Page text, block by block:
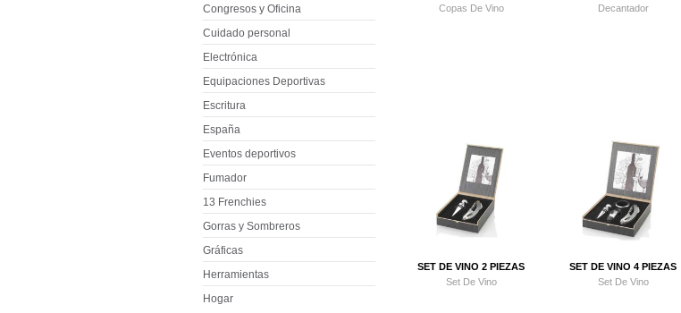
Copas De Vino
Decantador
SET DE VINO 2 PIEZAS
Set De Vino
SET DE VINO 4 PIEZAS
Set De Vino
Congresos y Oficina
Cuidado personal
Electrónica
Equipaciones Deportivas
Escritura
España
Eventos deportivos
Fumador
13 Frenchies
Gorras y Sombreros
Gráficas
Herramientas
Hogar